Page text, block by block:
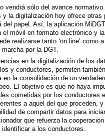
vendrá sólo del avance
y la digitalización hoy ofrece otras
del papel. Así, la aplicación
el móvil en formato electrónico y
realizarse tanto ‘on line’ como
por la DGT.
en la digitalización de los
y conductores, permiten
en la consolidación de un
El objetivo es que no haya
cometidas por los conductores
a aquel del que proceden,
de compartir datos para
que refuerza la
a los conductores.